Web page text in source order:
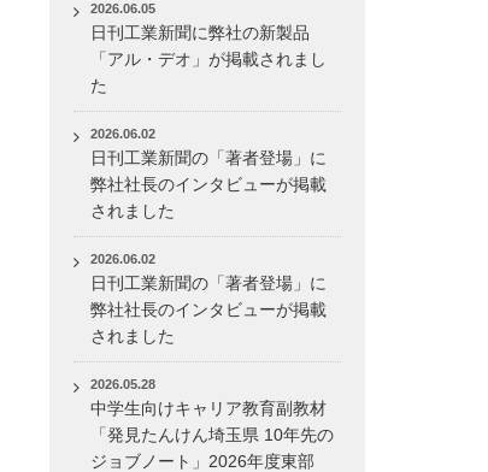
2026.06.05
日刊工業新聞に弊社の新製品
「アル・デオ」が掲載されまし
た
2026.06.02
日刊工業新聞の「著者登場」に
弊社社長のインタビューが掲載
されました
2026.06.02
日刊工業新聞の「著者登場」に
弊社社長のインタビューが掲載
されました
2026.05.28
中学生向けキャリア教育副教材
「発見たんけん埼玉県 10年先の
ジョブノート」2026年度東部